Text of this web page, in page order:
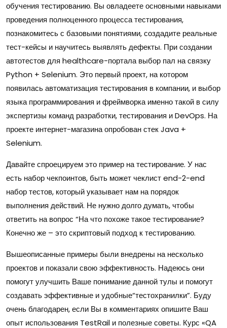
обучения тестированию. Вы овладеете основными навыками
проведения полноценного процесса тестирования,
познакомитесь с базовыми понятиями, создадите реальные
тест-кейсы и научитесь выявлять дефекты. При создании
автотестов для healthcare-портала выбор пал на связку
Python + Selenium. Это первый проект, на котором
появилась автоматизация тестирования в компании, и выбор
языка программирования и фреймворка именно такой в силу
экспертизы команд разработки, тестирования и DevOps. На
проекте интернет-магазина опробован стек Java +
Selenium.
Давайте спроецируем это пример на тестирование. У нас
есть набор чекпоинтов, быть может чеклист end-2-end
набор тестов, который указывает нам на порядок
выполнения действий. Не нужно долго думать, чтобы
ответить на вопрос “На что похоже такое тестирование?
Конечно же – это скриптовый подход к тестированию.
Вышеописанные примеры были внедрены на несколько
проектов и показали свою эффективность. Надеюсь они
помогут улучшить Ваше понимание данной тулы и помогут
создавать эффективные и удобные“тестохранилки”. Буду
очень благодарен, если Вы в комментариях опишите Ваш
опыт использования TestRail и полезные советы. Курс «QA